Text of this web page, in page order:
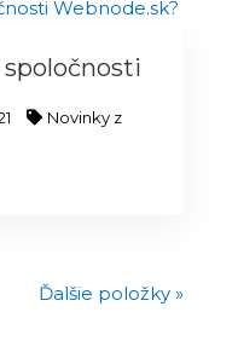
Novinky z
Ďalšie položky »